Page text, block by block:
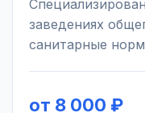
заведениях
санитарные
от 8 000 ₽